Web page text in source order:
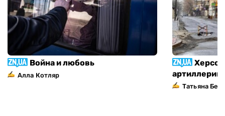
Война и любовь
Алла Котляр
Татьяна